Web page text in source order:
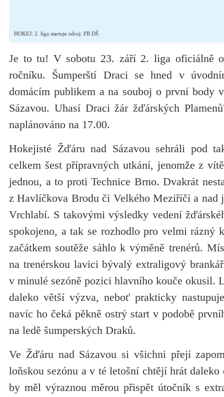
HOKEJ: 2. liga startuje zdroj: FB DŠ
Je to tu! V sobotu 23. září 2. liga oficiálně
ročníku. Šumperští Draci se hned v
domácím publikem a na souboj o první body
Sázavou. Uhasí Draci žár žďárských
naplánováno na 17.00.
Hokejisté Žďáru nad Sázavou sehráli pod
celkem šest přípravných utkání, jenomže z
jednou, a to proti Technice Brno. Dvakrát
z Havlíčkova Brodu či Velkého Meziříčí a nad
Vrchlabí. S takovými výsledky vedení
spokojeno, a tak se rozhodlo pro velmi rázný
začátkem soutěže sáhlo k výměně trenérů.
na trenérskou lavici bývalý extraligový
v minulé sezóně pozici hlavního kouče okusil.
daleko větší výzva, neboť prakticky
navíc ho čeká pěkně ostrý start v podobě
na ledě šumperských Draků.
Ve Žďáru nad Sázavou si všichni přejí
loňskou sezónu a v té letošní chtějí hrát
by měl výraznou měrou přispět útočník s